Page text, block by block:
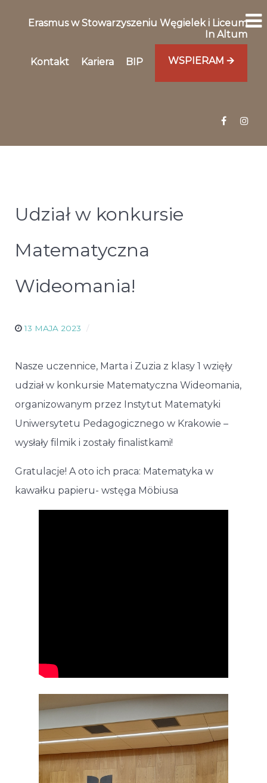
Erasmus w Stowarzyszeniu Węgielek i Liceum
In Altum
Kontakt Kariera BIP WSPIERAM 🡪
Udział w konkursie
Matematyczna
Wideomania!
13 MAJA 2023
Nasze uczennice, Marta i Zuzia z klasy 1 wzięły
udział w konkursie Matematyczna Wideomania,
organizowanym przez Instytut Matematyki
Uniwersytetu Pedagogicznego w Krakowie –
wysłały filmik i zostały finalistkami!
Gratulacje! A oto ich praca: Matematyka w
kawałku papieru- wstęga Möbiusa